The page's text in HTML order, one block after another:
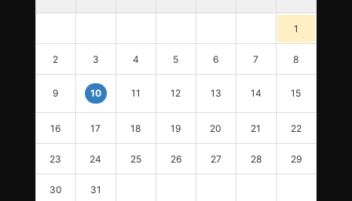
1
2 3 4 5 6 7 8
9 10 11 12 13 14 15
16 17 18 19 20 21 22
23 24 25 26 27 28 29
30 31